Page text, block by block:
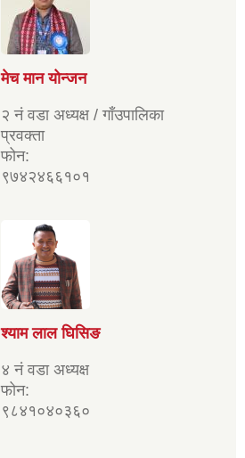
मेच मान योन्जन
२ नं वडा अध्यक्ष / गाँउपालिका
प्रवक्ता
फोन:
९७४२४६६१०१
श्याम लाल घिसिङ
४ नं वडा अध्यक्ष
फोन:
९८४१०४०३६०